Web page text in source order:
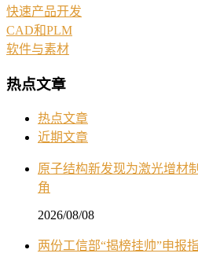
快速产品开发
CAD和PLM
软件与素材
热点文章
热点文章
近期文章
原子结构新发现为激光增材
角
2026/08/08
两份工信部“揭榜挂帅”申报